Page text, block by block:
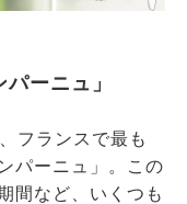
ーニュ」
フランスで最も
パーニュ」。この
間など、いくつも